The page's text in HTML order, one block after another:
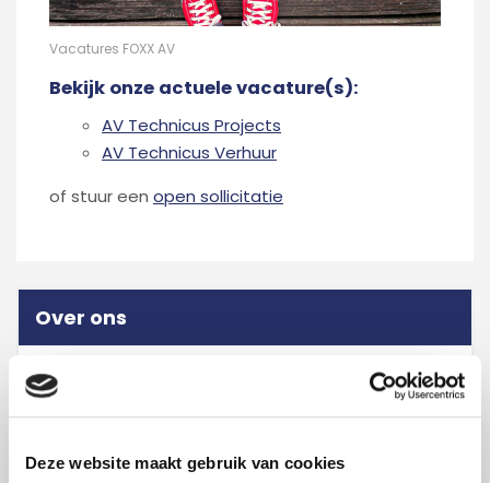
Deze website maakt gebruik van cookies
Vacatures FOXX AV
Bekijk onze actuele vacature(s):
AV Technicus Projects
AV Technicus Verhuur
of stuur een open sollicitatie
Over ons
Medewerkers
Missie/visie
Duurzaamheid